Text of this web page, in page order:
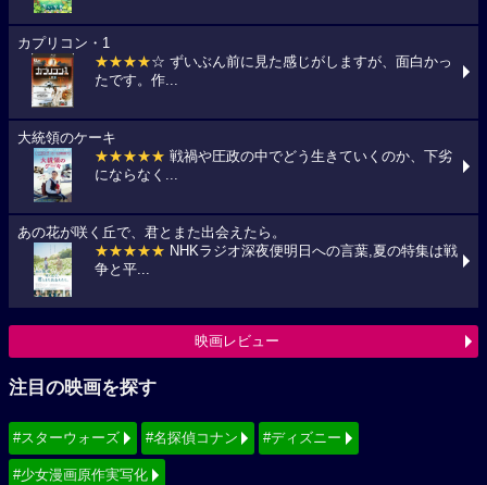
カプリコン・1
★★★★☆ ずいぶん前に見た感じがしますが、面白かっ
たです。作...
大統領のケーキ
★★★★★ 戦禍や圧政の中でどう生きていくのか、下劣
にならなく...
あの花が咲く丘で、君とまた出会えたら。
★★★★★ NHKラジオ深夜便明日への言葉,夏の特集は戦
争と平...
映画レビュー
注目の映画を探す
#スターウォーズ #名探偵コナン #ディズニー
#少女漫画原作実写化